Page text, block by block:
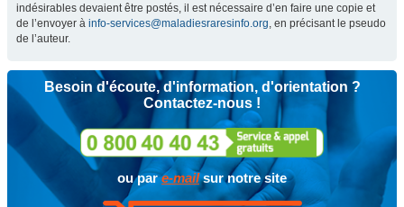
indésirables devaient être postés, il est nécessaire d’en faire une copie et
de l’envoyer à info-services@maladiesraresinfo.org, en précisant le pseudo
de l’auteur.
Besoin d'écoute, d'information, d'orientation ?
Contactez-nous !
ou pare-mailsur notre site